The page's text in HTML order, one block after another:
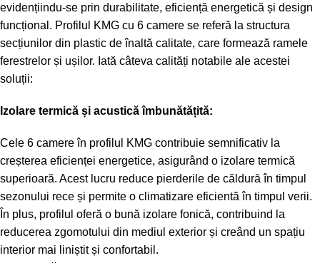
evidențiindu-se prin durabilitate, eficiență energetică și design
funcțional. Profilul KMG cu 6 camere se referă la structura
secțiunilor din plastic de înaltă calitate, care formează ramele
ferestrelor și ușilor. Iată câteva calități notabile ale acestei
soluții:
Izolare termică și acustică îmbunătățită:
Cele 6 camere în profilul KMG contribuie semnificativ la
creșterea eficienței energetice, asigurând o izolare termică
superioară. Acest lucru reduce pierderile de căldură în timpul
sezonului rece și permite o climatizare eficientă în timpul verii.
În plus, profilul oferă o bună izolare fonică, contribuind la
reducerea zgomotului din mediul exterior și creând un spațiu
interior mai liniștit și confortabil.